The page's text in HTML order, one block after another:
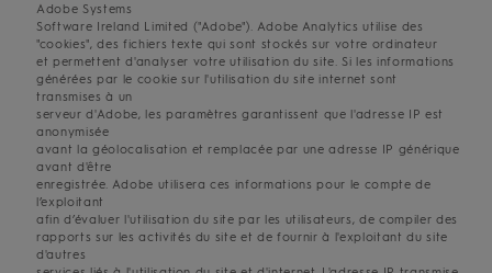
Adobe Systems
Software Ireland Limited ("Adobe"). Adobe Analytics utilise des
"cookies", des fichiers texte qui sont stockés sur votre ordinateur
et permettent d'analyser votre utilisation du site. Si les informations
générées par le cookie sur l'utilisation du site internet sont
transmises à un
serveur d'Adobe, les paramètres garantissent que l'adresse IP est
anonymisée
avant la géolocalisation et remplacée par une adresse IP générique
avant d'être
enregistrée. Adobe utilisera ces informations pour le compte de
l’exploitant
afin d’évaluer l'utilisation du site par les utilisateurs, de compiler des
rapports sur les activités du site et de fournir à l'exploitant du site
d'autres